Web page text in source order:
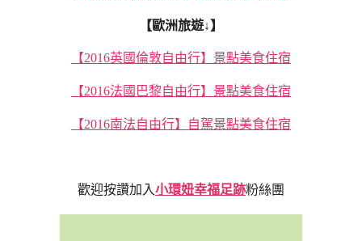
【歐洲旅遊↓】
【2016英國倫敦自由行】景點美食住宿
【2016法國巴黎自由行】景點美食住宿
【2016南法自由行】自駕景點美食住宿
歡迎按讚加入小環妞幸福足跡粉絲團